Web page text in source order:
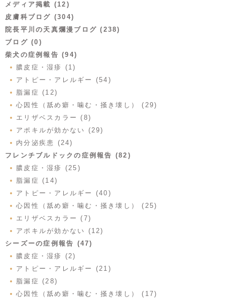
メディア掲載 (12)
皮膚科ブログ (304)
院長平川の天真爛漫ブログ (238)
ブログ (0)
柴犬の症例報告 (94)
膿皮症・湿疹 (1)
アトピー・アレルギー (54)
脂漏症 (12)
心因性（舐め癖・噛む・掻き壊し） (29)
エリザベスカラー (8)
アポキルが効かない (29)
内分泌疾患 (24)
フレンチブルドックの症例報告 (82)
膿皮症・湿疹 (25)
脂漏症 (14)
アトピー・アレルギー (40)
心因性（舐め癖・噛む・掻き壊し） (25)
エリザベスカラー (7)
アポキルが効かない (12)
シーズーの症例報告 (47)
膿皮症・湿疹 (2)
アトピー・アレルギー (21)
脂漏症 (28)
心因性（舐め癖・噛む・掻き壊し） (17)